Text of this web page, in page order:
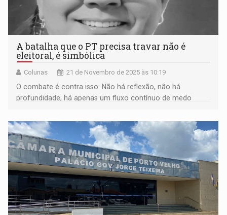
A batalha que o PT precisa travar não é
eleitoral, é simbólica
Colunas 21 de Novembro de 2025 às 10:19
O combate é contra isso: Não há reflexão, não há
profundidade, há apenas um fluxo contínuo de medo
mexe com aquilo que o algoritmo mais ama: emoção
negativa.